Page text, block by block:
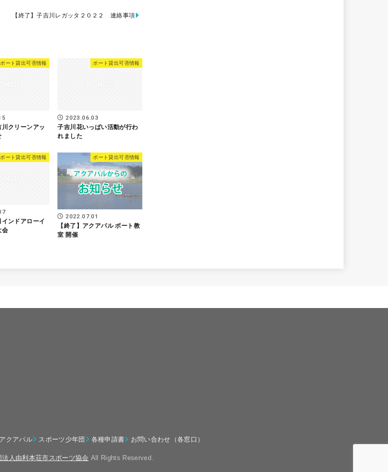
【終了】子吉川レガッタ２０２２ 連絡事項
ボート貸出可否情報
川クリーンアッ
ボート貸出可否情報
2023.06.03
子吉川花いっぱい活動が行わ
れました
ボート貸出可否情報
インドアローイ
会
ボート貸出可否情報
2022.07.01
【終了】アクアパル ボート教
室 開催
アクアパル スポーツ少年団 各種申請書 お問い合わせ（各窓口）
法人由利本荘市スポーツ協会 All Rights Reserved.